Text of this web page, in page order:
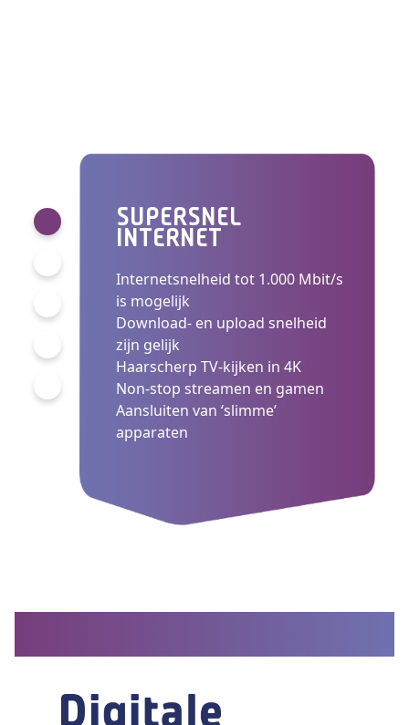
SUPERSNEL
INTERNET
Internetsnelheid tot 1.000 Mbit/s
is mogelijk
Download- en upload snelheid
zijn gelijk
Haarscherp TV-kijken in 4K
Non-stop streamen en gamen
Aansluiten van ‘slimme’
apparaten